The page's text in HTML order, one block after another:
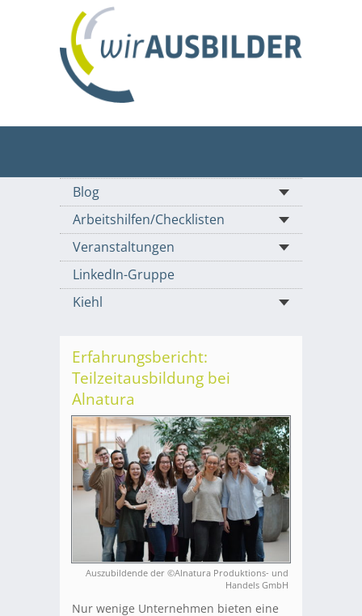
Blog
Arbeitshilfen/Checklisten
Veranstaltungen
LinkedIn-Gruppe
Kiehl
Erfahrungsbericht:
Teilzeitausbildung bei
Alnatura
Auszubildende der ©Alnatura Produktions- und
Handels GmbH
Nur wenige Unternehmen bieten eine